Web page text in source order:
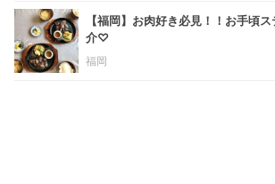
【福岡】お肉好き必見！！お手頃
介♡
福岡